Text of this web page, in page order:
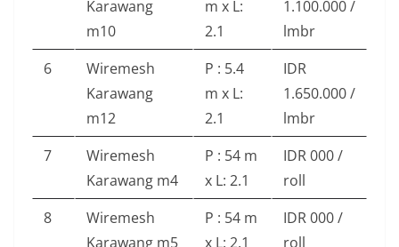
Karawang
m10
m x L:
2.1
1.100.000 /
lmbr
6
Wiremesh
Karawang
m12
P : 5.4
m x L:
2.1
IDR
1.650.000 /
lmbr
7
Wiremesh
Karawang m4
P : 54 m
x L: 2.1
IDR 000 /
roll
8
Wiremesh
Karawang m5
P : 54 m
x L: 2.1
IDR 000 /
roll